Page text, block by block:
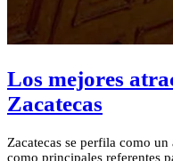
Los mejores
Zacatecas
Zacatecas se perfila como
como principales referentes